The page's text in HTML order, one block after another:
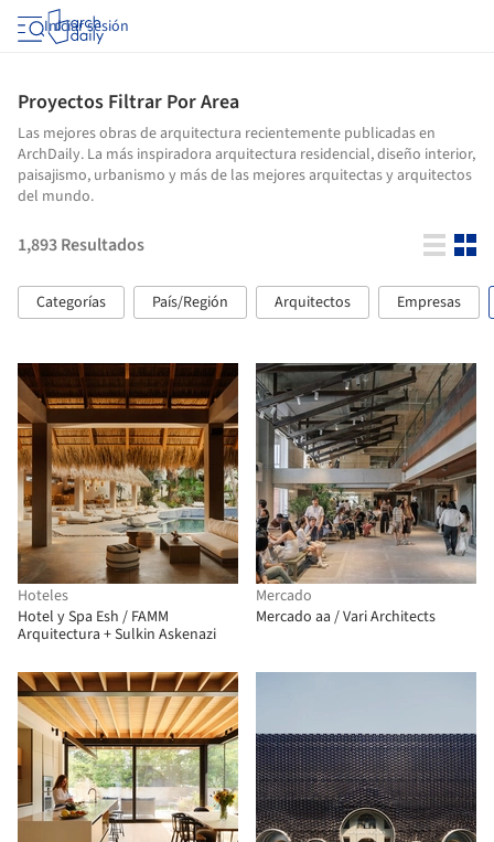
Iniciar sesión
Proyectos Filtrar Por Area
Las mejores obras de arquitectura recientemente publicadas en
ArchDaily. La más inspiradora arquitectura residencial, diseño interior,
paisajismo, urbanismo y más de las mejores arquitectas y arquitectos
del mundo.
1,893Resultados
Categorías País/Región Arquitectos Empresas
Hoteles
Hotel y Spa Esh / FAMM
Arquitectura + Sulkin Askenazi
Mercado
Mercado aa / Vari Architects